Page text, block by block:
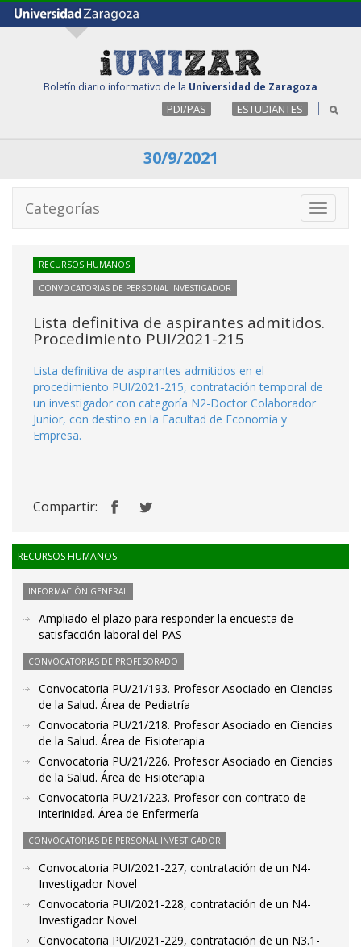
Boletín diario informativo de la Universidad de Zaragoza
PDI/PAS ESTUDIANTES
30/9/2021
Toggle
Categorías
RECURSOS HUMANOS
CONVOCATORIAS DE PERSONAL INVESTIGADOR
Lista definitiva de aspirantes admitidos.
Procedimiento PUI/2021-215
Lista definitiva de aspirantes admitidos en el
procedimiento PUI/2021-215, contratación temporal de
un investigador con categoría N2-Doctor Colaborador
Junior, con destino en la Facultad de Economía y
Empresa.
Compartir:
RECURSOS HUMANOS
INFORMACIÓN GENERAL
Ampliado el plazo para responder la encuesta de
satisfacción laboral del PAS
CONVOCATORIAS DE PROFESORADO
Convocatoria PU/21/193. Profesor Asociado en Ciencias
de la Salud. Área de Pediatría
Convocatoria PU/21/218. Profesor Asociado en Ciencias
de la Salud. Área de Fisioterapia
Convocatoria PU/21/226. Profesor Asociado en Ciencias
de la Salud. Área de Fisioterapia
Convocatoria PU/21/223. Profesor con contrato de
interinidad. Área de Enfermería
CONVOCATORIAS DE PERSONAL INVESTIGADOR
Convocatoria PUI/2021-227, contratación de un N4-
Investigador Novel
Convocatoria PUI/2021-228, contratación de un N4-
Investigador Novel
Convocatoria PUI/2021-229, contratación de un N3.1-